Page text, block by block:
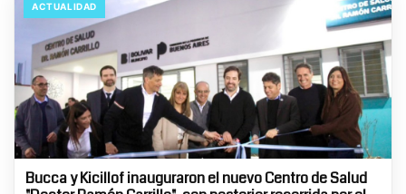
ACTUALIDAD
Bucca y Kicillof inauguraron el nuevo Centro de Salud